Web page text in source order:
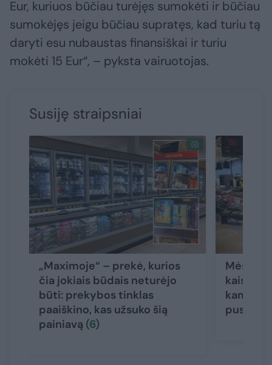
Eur, kuriuos būčiau turėjęs sumokėti ir būčiau
sumokėjęs jeigu būčiau supratęs, kad turiu tą
daryti esu nubaustas finansiškai ir turiu
mokėti 15 Eur“, – pyksta vairuotojas.
Susiję straipsniai
„Maximoje“ – prekė, kurios
čia jokiais būdais neturėjo
būti: prekybos tinklas
paaiškino, kas užsuko šią
painiavą (6)
kaista
kam
pusmetį